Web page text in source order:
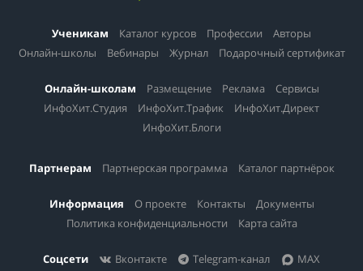
Ученикам Каталог курсов Профессии
Авторы
Онлайн-школы
Вебинары Журнал Подарочный сертификат
Онлайн-школам Размещение Реклама
Сервисы
ИнфоХит.Студия
ИнфоХит.Трафик
ИнфоХит.Директ
ИнфоХит.Блоги
Партнерам Партнерская программа Каталог партнёрок
Информация О проекте Контакты
Документы
Политика конфиденциальности
Карта сайта
Соцсети Вконтакте Telegram-канал MAX